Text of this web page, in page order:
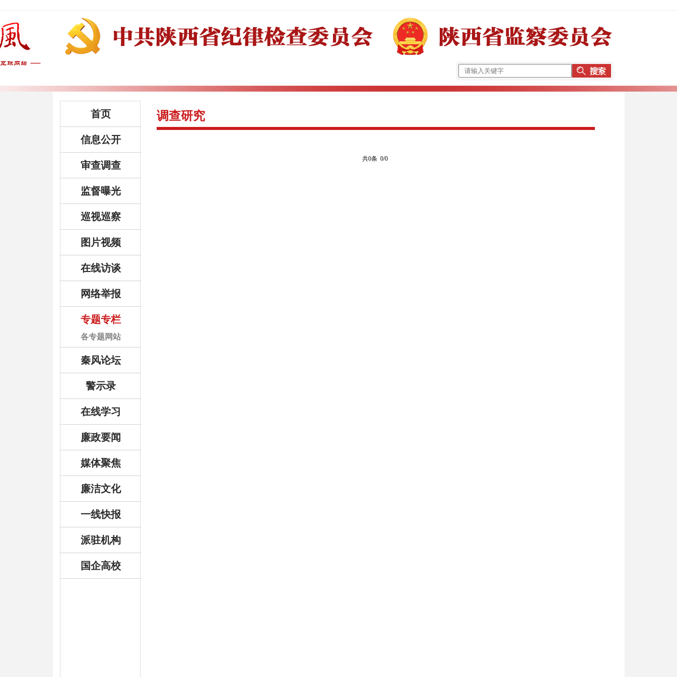
首页
信息公开
审查调查
监督曝光
巡视巡察
图片视频
在线访谈
网络举报
专题专栏
各专题网站
秦风论坛
警示录
在线学习
廉政要闻
媒体聚焦
廉洁文化
一线快报
派驻机构
国企高校
调查研究
共0条 0/0